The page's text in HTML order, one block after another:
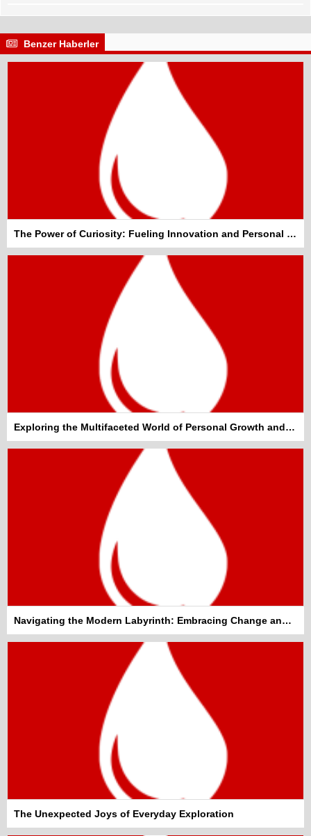
Benzer Haberler
The Power of Curiosity: Fueling Innovation and Personal Growth
Exploring the Multifaceted World of Personal Growth and Well-being
Navigating the Modern Labyrinth: Embracing Change and Staying Informed
The Unexpected Joys of Everyday Exploration